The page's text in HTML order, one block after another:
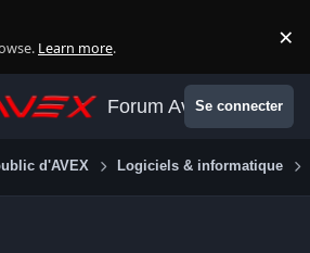
Learn more. ×
Forum AvexSe connecter
d'AVEX Logiciels & informatique